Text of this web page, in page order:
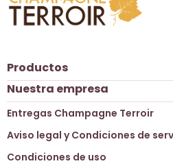
Productos
Nuestra empresa
Entregas Champagne Terroir
Aviso legal y Condiciones de
Condiciones de uso